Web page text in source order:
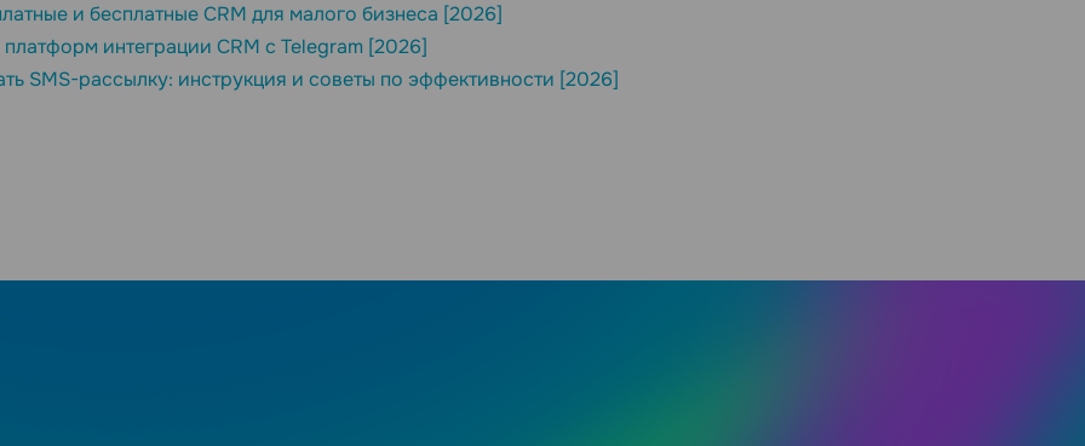
и бесплатные CRM для малого бизнеса [2026]
интеграции CRM с Telegram [2026]
SMS-рассылку: инструкция и советы по эффективности [2026]